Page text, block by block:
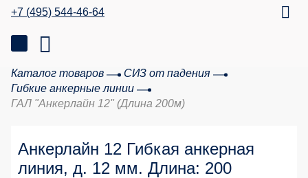
+7 (495) 544-46-64
Каталог товаров
СИЗ от падения
Гибкие анкерные линии
ГАЛ "Анкерлайн 12" (Длина 200м)
Анкерлайн 12 Гибкая анкерная
линия, д. 12 мм. Длина: 200